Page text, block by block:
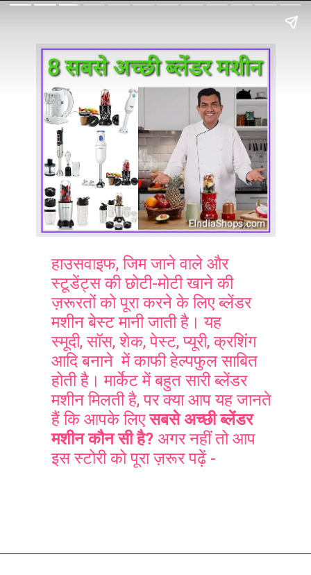
हाउसवाइफ, जिम जाने वाले और
स्टूडेंट्स की छोटी-मोटी खाने की
ज़रूरतों को पूरा करने के लिए ब्लेंडर
मशीन बेस्ट मानी जाती है। यह
स्मूदी, सॉस, शेक, पेस्ट, प्यूरी, क्रशिंग
आदि बनाने में काफी हेल्पफुल साबित
होती है। मार्केट में बहुत सारी ब्लेंडर
मशीन मिलती है, पर क्या आप यह जानते
हैं किआपके लिएसबसे अच्छी ब्लेंडर
मशीन कौन सी है?अगर नहीं तो आप
इस स्टोरी को पूरा ज़रूर पढ़ें -